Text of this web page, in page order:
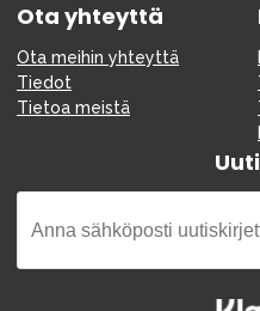
Ota yhteyttä
Ota meihin yhteyttä
Tiedot
Tietoa meistä